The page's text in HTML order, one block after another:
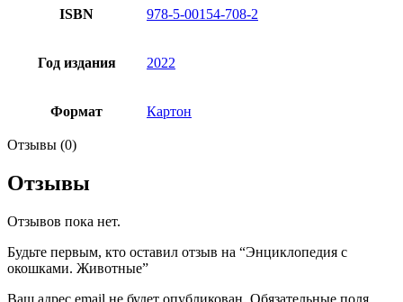
ISBN 978-5-00154-708-2
Год издания 2022
Формат Картон
Отзывы (0)
Отзывы
Отзывов пока нет.
Будьте первым, кто оставил отзыв на “Энциклопедия с
окошками. Животные”
Ваш адрес email не будет опубликован. Обязательные поля